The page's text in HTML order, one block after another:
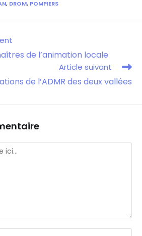
, DROM, POMPIERS
de l’animation locale
Article suivant
de l’ADMR des deux vallées